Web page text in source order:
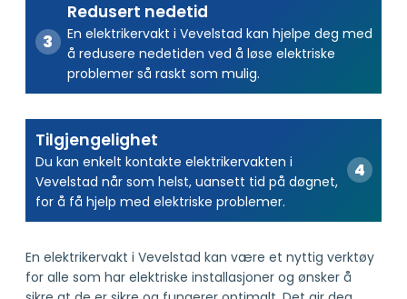
Redusert nedetid
En elektrikervakt i Vevelstad kan hjelpe deg med
å redusere nedetiden ved å løse elektriske
problemer så raskt som mulig.
Tilgjengelighet
Du kan enkelt kontakte elektrikervakten i
Vevelstad når som helst, uansett tid på døgnet,
for å få hjelp med elektriske problemer.
En elektrikervakt i Vevelstad kan være et nyttig verktøy
for alle som har elektriske installasjoner og ønsker å